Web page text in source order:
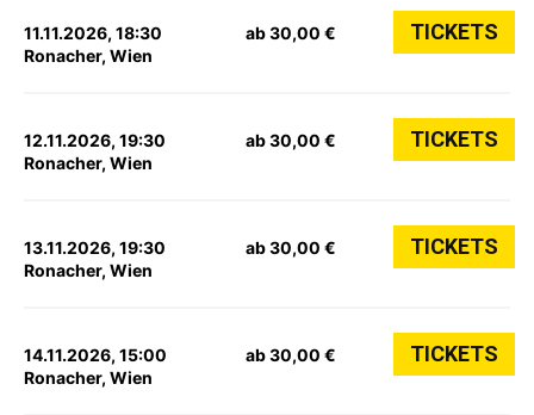
11.11.2026, 18:30
Ronacher, Wien
ab 30,00 € TICKETS
12.11.2026, 19:30
Ronacher, Wien
ab 30,00 € TICKETS
13.11.2026, 19:30
Ronacher, Wien
ab 30,00 € TICKETS
14.11.2026, 15:00
Ronacher, Wien
ab 30,00 € TICKETS